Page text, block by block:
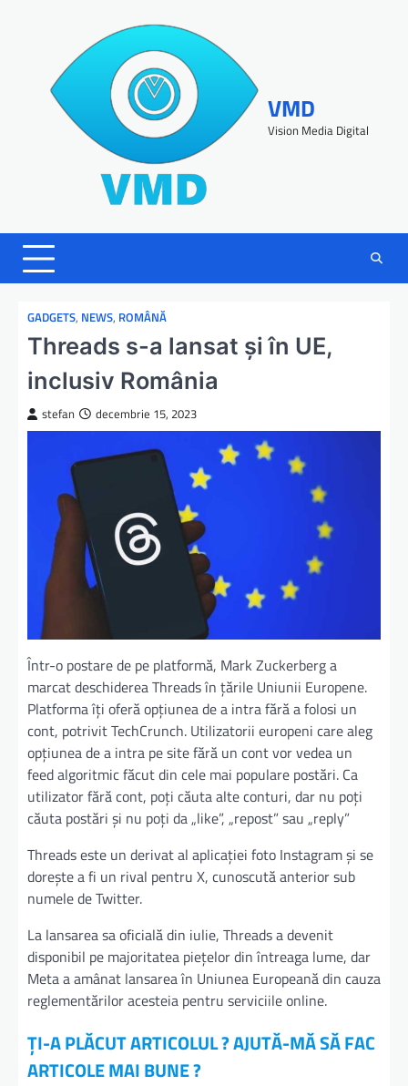
VMD
Vision Media Digital
GADGETS, NEWS, ROMÂNĂ
Threads s-a lansat și în UE,
inclusiv România
stefan decembrie 15, 2023
Într-o postare de pe platformă, Mark Zuckerberg a
marcat deschiderea Threads în țările Uniunii Europene.
Platforma îți oferă opțiunea de a intra fără a folosi un
cont, potrivit TechCrunch. Utilizatorii europeni care aleg
opțiunea de a intra pe site fără un cont vor vedea un
feed algoritmic făcut din cele mai populare postări. Ca
utilizator fără cont, poți căuta alte conturi, dar nu poți
căuta postări și nu poți da „like”, „repost” sau „reply”
Threads este un derivat al aplicației foto Instagram și se
dorește a fi un rival pentru X, cunoscută anterior sub
numele de Twitter.
La lansarea sa oficială din iulie, Threads a devenit
disponibil pe majoritatea piețelor din întreaga lume, dar
Meta a amânat lansarea în Uniunea Europeană din cauza
reglementărilor acesteia pentru serviciile online.
ȚI-A PLĂCUT ARTICOLUL ? AJUTĂ-MĂ SĂ FAC
ARTICOLE MAI BUNE ?